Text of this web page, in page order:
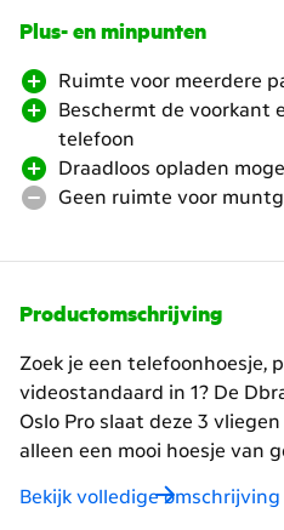
Plus- en minpunten
Ruimte voor meerdere
Beschermt de voorkant
telefoon
Draadloos opladen
Geen ruimte voor
Productomschrijving
Zoek je een telefoonhoesje,
videostandaard in 1? De
Oslo Pro slaat deze 3
alleen een mooi hoesje van
rondom beschermd, maar
bankpasjes in kwijt. Heb je
Bekijk volledige omschrijving